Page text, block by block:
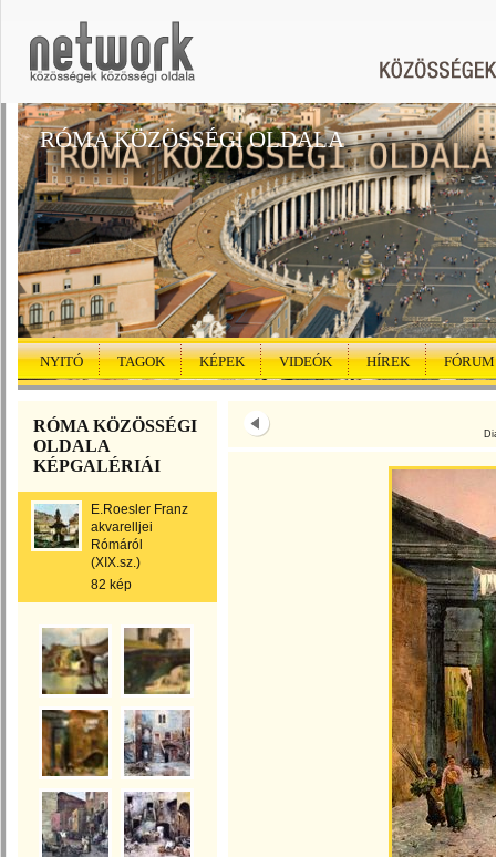
RÓMA KÖZÖSSÉGI OLDALA
NYITÓ TAGOK KÉPEK VIDEÓK HÍREK FÓRUM
RÓMA KÖZÖSSÉGI
OLDALA
KÉPGALÉRIÁI
E.Roesler Franz
akvarelljei
Rómáról
(XIX.sz.)
82 kép